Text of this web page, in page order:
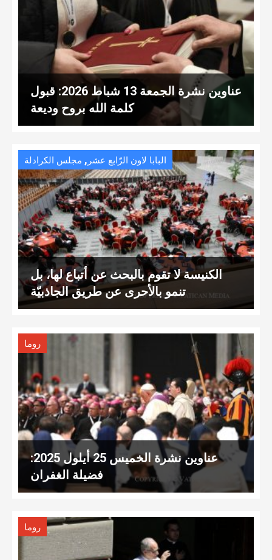
عناوين نشرة الجمعة 13 شباط 2026: قبول
كلمة الله بروح وديعة
البابا لاون الرّابع عشر , مجلس الكرادلة
الكنيسة لا تقوم بالبحث عن أتباع لها، بل
تنمو بالأحرى عن طريق الجاذبيّة
روما
عناوين نشرة الخميس 25 أيلول 2025:
فضيلة الغفران
روما